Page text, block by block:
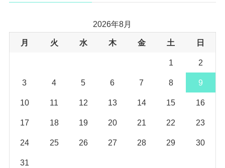
2026年8月
月 火 水 木 金 土 日
1 2
3 4 5 6 7 8 9
10 11 12 13 14 15 16
17 18 19 20 21 22 23
24 25 26 27 28 29 30
31